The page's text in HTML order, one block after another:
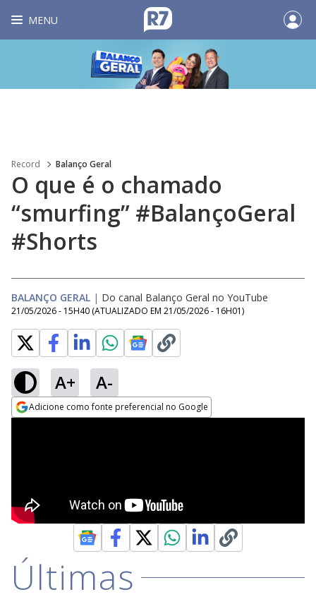
MENU
Record Balanço Geral
O que é o chamado
“smurfing” #BalançoGeral
#Shorts
BALANÇO GERAL | Do canal Balanço Geral no YouTube
21/05/2026 - 15H40 (ATUALIZADO EM 21/05/2026 - 16H01)
A+ A-
Adicione como fonte preferencial no Google
Últimas